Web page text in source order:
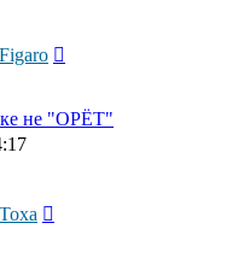
Figaro
не "ОРЁТ"
Тоха